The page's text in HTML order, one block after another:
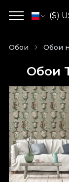
($)
Обои Обои
Обои